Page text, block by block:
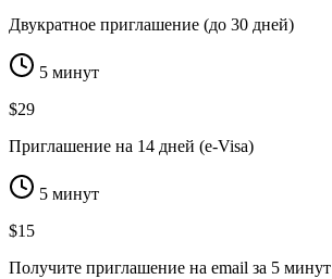
Двукратное приглашение (до 30 дней)
5 минут
$29
Приглашение на 14 дней (e-Visa)
5 минут
$15
Получите приглашение на email за 5 минут